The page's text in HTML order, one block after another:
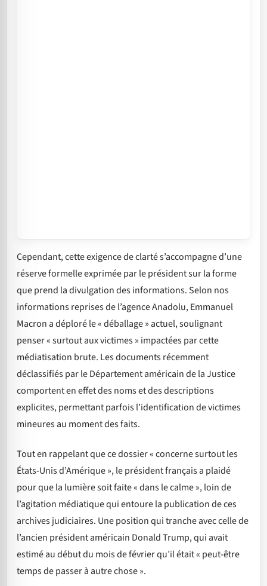
Cependant, cette exigence de clarté s’accompagne d’une
réserve formelle exprimée par le président sur la forme
que prend la divulgation des informations. Selon nos
informations reprises de l’agence Anadolu, Emmanuel
Macron a déploré le « déballage » actuel, soulignant
penser « surtout aux victimes » impactées par cette
médiatisation brute. Les documents récemment
déclassifiés par le Département américain de la Justice
comportent en effet des noms et des descriptions
explicites, permettant parfois l’identification de victimes
mineures au moment des faits.
Tout en rappelant que ce dossier « concerne surtout les
États-Unis d’Amérique », le président français a plaidé
pour que la lumière soit faite « dans le calme », loin de
l’agitation médiatique qui entoure la publication de ces
archives judiciaires. Une position qui tranche avec celle de
l’ancien président américain Donald Trump, qui avait
estimé au début du mois de février qu’il était « peut-être
temps de passer à autre chose ».